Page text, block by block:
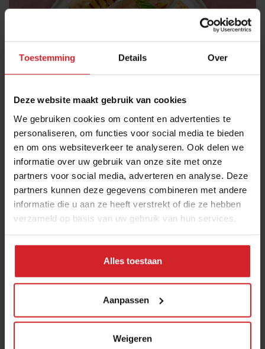
Toestemming Details Over
Deze website maakt gebruik van cookies
We gebruiken cookies om content en advertenties te
personaliseren, om functies voor social media te bieden
en om ons websiteverkeer te analyseren. Ook delen we
informatie over uw gebruik van onze site met onze
partners voor social media, adverteren en analyse. Deze
partners kunnen deze gegevens combineren met andere
informatie die u aan ze heeft verstrekt of die ze hebben
verzameld op basis van uw gebruik van hun services.
Alles toestaan
Aanpassen
Weigeren
Indie brand: Magioni
Een nieuwe -gezonde- standaard in pizzaland
21 juni 2018 | 3 min